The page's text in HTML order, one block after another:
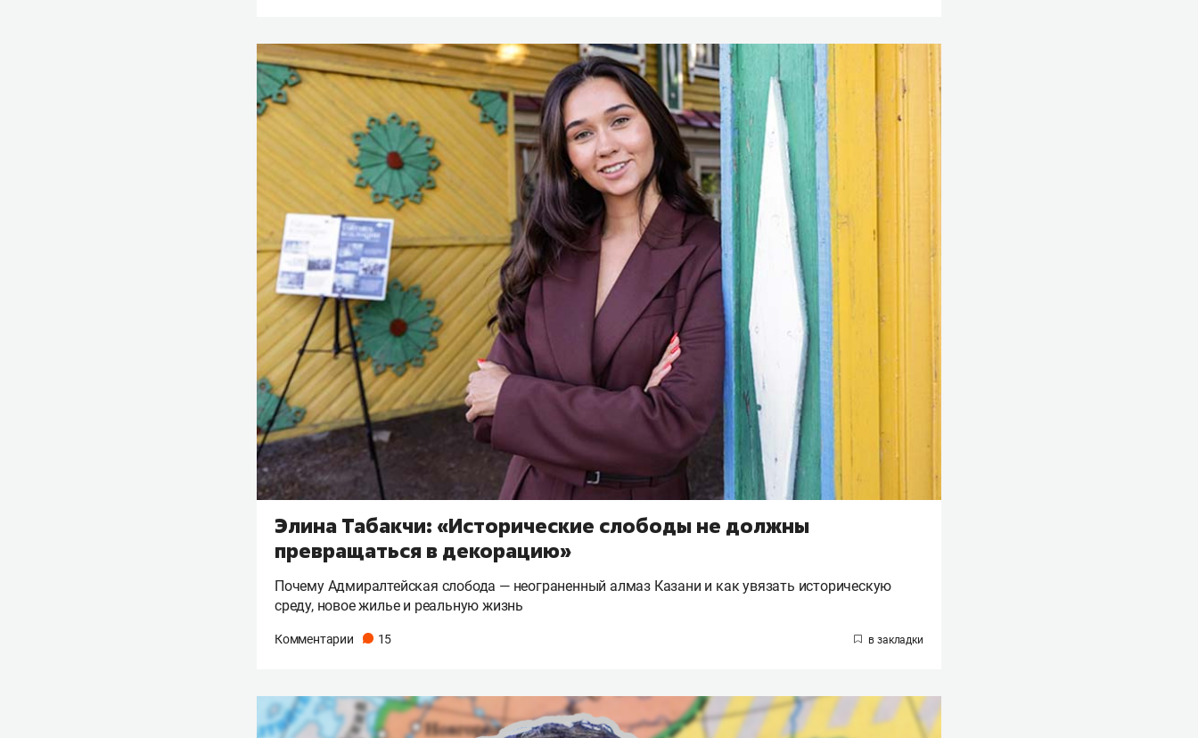
Элина Табакчи: «Исторические слободы не должны
превращаться в декорацию»
Почему Адмиралтейская слобода — неограненный алмаз Казани и как увязать историческую
среду, новое жилье и реальную жизнь
Комментарии 15